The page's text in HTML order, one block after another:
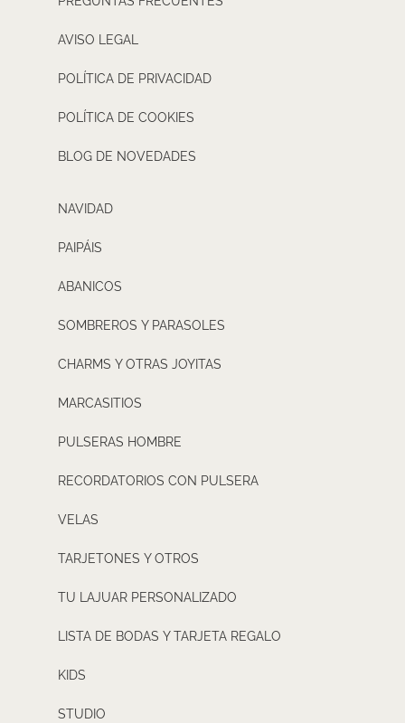
AVISO LEGAL
POLÍTICA DE PRIVACIDAD
POLÍTICA DE COOKIES
BLOG DE NOVEDADES
NAVIDAD
PAIPÁIS
ABANICOS
SOMBREROS Y PARASOLES
CHARMS Y OTRAS JOYITAS
MARCASITIOS
PULSERAS HOMBRE
RECORDATORIOS CON PULSERA
VELAS
TARJETONES Y OTROS
TU LAJUAR PERSONALIZADO
LISTA DE BODAS Y TARJETA REGALO
KIDS
STUDIO